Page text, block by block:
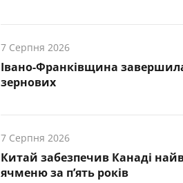
7 Серпня 2026
Івано-Франківщина
зернових
7 Серпня 2026
Китай забезпечив Канаді
ячменю за п’ять років